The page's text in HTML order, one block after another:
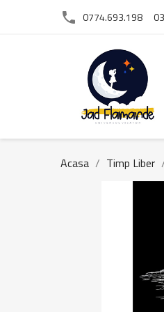
phone 0774.693.198
Acasa Timp Liber